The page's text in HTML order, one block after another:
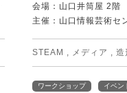
会場：山口井筒屋 2階
主催：山口情報芸術セ
STEAM メディア 造
ワークショップ イベン